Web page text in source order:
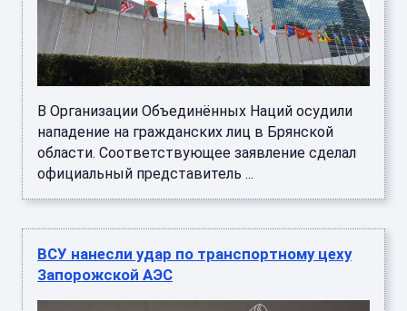
В Организации Объединённых Наций осудили
нападение на гражданских лиц в Брянской
области. Соответствующее заявление сделал
официальный представитель ...
ВСУ нанесли удар по транспортному цеху
Запорожской АЭС